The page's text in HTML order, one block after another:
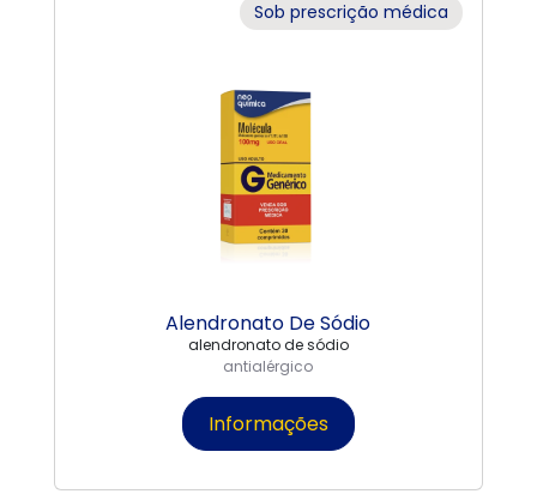
Sob prescrição médica
Alendronato De Sódio
alendronato de sódio
antialérgico
Informações